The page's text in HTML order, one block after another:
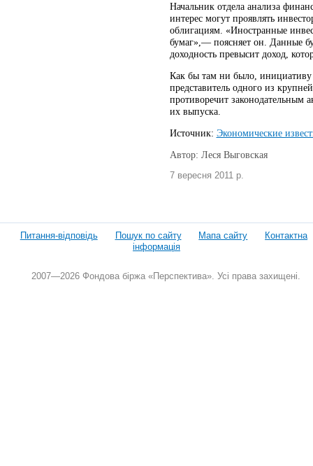
Начальник отдела анализа
интерес могут проявлять
облигациям. «Иностранные
бумаг»,— поясняет он. Данные
доходность превысит доход,
Как бы там ни было, инициативу
представитель одного из
противоречит законодательным
их выпуска.
Источник: Экономические
Автор: Леся Выговская
7 вересня 2011 р.
Питання-відповідь Пошук по сайту Мапа сайту
Контактна
інформація
2007—2026 Фондова біржа «Перспектива». Усі права захищені.